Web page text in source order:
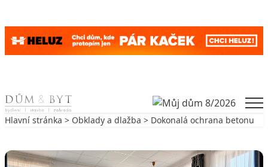
Skip to content
Hlavní stránka > Obklady a dlažba > Dokonalá ochrana betonu